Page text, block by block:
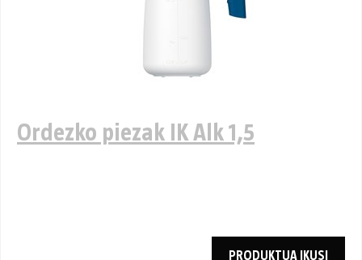
Ordezko piezak IK Alk 1,5
PRODUKTUA IKUSI